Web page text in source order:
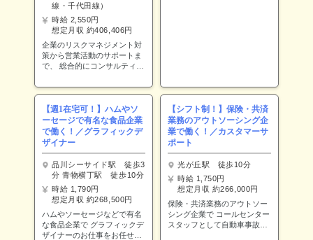
線・千代田線）
時給 2,550円
想定月収 約406,406円
企業のリスクマネジメント対
策から営業活動のサポートま
で、 総合的にコンサルティン
知的財産ビジネスのオンリー
ワン企業で 下記業務をお任せ
します。 【案件概要】 自社
Webサービスのアプリケーシ
ョン開発において、企画・設
計・開発・保守までの全般的
なマネジメントをお任せしま
す。 【業務詳細】 ・Webア
プリケーション開発 ・API開
発 ・DB処理 ・外部システム
連携 ・内部ロジックの実装
・システム開発の計画策定、
資源（ヒト・モノ・カネ）の
見積り ・進捗管理、納品、リ
リース判定、要員管理 など
★難しい専門知識は不要です
★ 【ツール】 ・Excel、
Word、専用システム 【ポイ
ント】 就業当初はOJTで丁寧
に教えて頂きながらスタート
し、 慣れてきたら徐々に業務
の幅を広げていく予定です！
【週1在宅可！】ハムやソ
ーセージで有名な食品企業
で働く！／グラフィックデ
ザイナー
品川シーサイド駅 徒歩3
分 青物横丁駅 徒歩10分
時給 1,790円
想定月収 約268,500円
ハムやソーセージなどで有名
な食品企業で グラフィックデ
ザイナーのお仕事をお任せし
【シフト制！】保険・共済
業務のアウトソーシング企
業で働く！／カスタマーサ
ポート
光が丘駅 徒歩10分
時給 1,750円
想定月収 約266,000円
保険・共済業務のアウトソー
シング企業で コールセンター
スタッフとして自動車事故の